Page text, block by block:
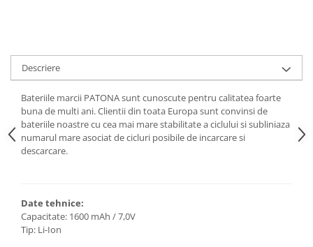
Blițuri și lumini foto/video
tableta
Telefoane mobile
Casti
Incarcatoare auto
Telefoane mobile
Descriere
Bateriile marcii PATONA sunt cunoscute pentru calitatea foarte
buna de multi ani. Clientii din toata Europa sunt convinsi de
bateriile noastre cu cea mai mare stabilitate a ciclului si subliniaza
numarul mare asociat de cicluri posibile de incarcare si
descarcare.
Date tehnice:
Capacitate: 1600 mAh / 7,0V
Tip: Li-Ion